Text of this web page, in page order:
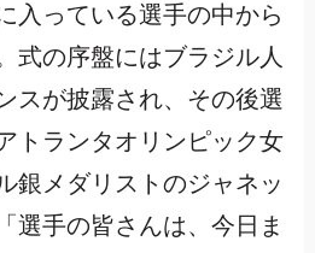
入っている選手の中から
式の序盤にはブラジル人
スが披露され、その後選
トランタオリンピック女
銀メダリストのジャネッ
選手の皆さんは、今日ま